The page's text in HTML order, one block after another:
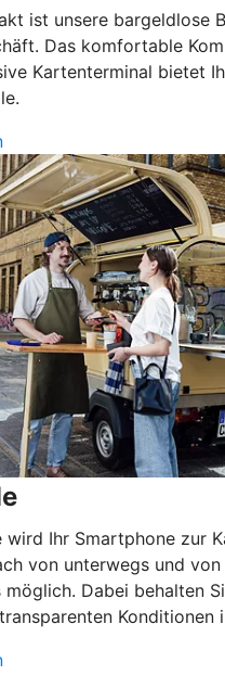
ist unsere bargeldlose
Das komfortable
Kartenterminal bietet
wird Ihr Smartphone zur
von unterwegs und
Dabei behalten
Konditionen